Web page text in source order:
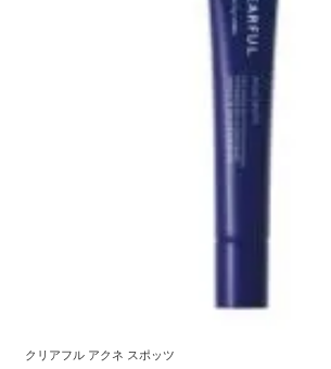
クリアフル アクネ スポッツ